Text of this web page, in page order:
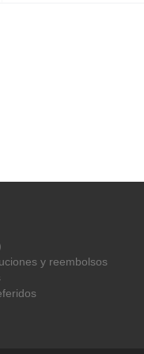
y reembolsos